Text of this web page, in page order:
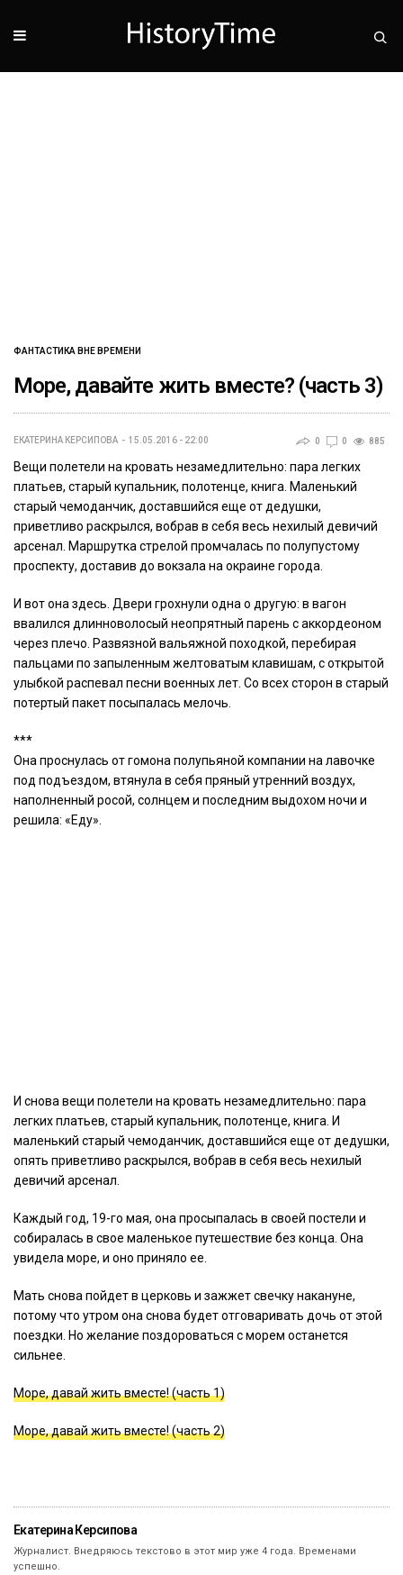
ФАНТАСТИКА ВНЕ ВРЕМЕНИ
Море, давайте жить вместе? (часть 3)
ЕКАТЕРИНА КЕРСИПОВА 15.05.2016 - 22:00 0 0 885
Вещи полетели на кровать незамедлительно: пара легких
платьев, старый купальник, полотенце, книга. Маленький
старый чемоданчик, доставшийся еще от дедушки,
приветливо раскрылся, вобрав в себя весь нехилый девичий
арсенал. Маршрутка стрелой промчалась по полупустому
проспекту, доставив до вокзала на окраине города.
И вот она здесь. Двери грохнули одна о другую: в вагон
ввалился длинноволосый неопрятный парень с аккордеоном
через плечо. Развязной вальяжной походкой, перебирая
пальцами по запыленным желтоватым клавишам, с открытой
улыбкой распевал песни военных лет. Со всех сторон в старый
потертый пакет посыпалась мелочь.
***
Она проснулась от гомона полупьяной компании на лавочке
под подъездом, втянула в себя пряный утренний воздух,
наполненный росой, солнцем и последним выдохом ночи и
решила: «Еду».
И снова вещи полетели на кровать незамедлительно: пара
легких платьев, старый купальник, полотенце, книга. И
маленький старый чемоданчик, доставшийся еще от дедушки,
опять приветливо раскрылся, вобрав в себя весь нехилый
девичий арсенал.
Каждый год, 19-го мая, она просыпалась в своей постели и
собиралась в свое маленькое путешествие без конца. Она
увидела море, и оно приняло ее.
Мать снова пойдет в церковь и зажжет свечку накануне,
потому что утром она снова будет отговаривать дочь от этой
поездки. Но желание поздороваться с морем останется
сильнее.
Море, давай жить вместе! (часть 1)
Море, давай жить вместе! (часть 2)
Екатерина Керсипова
Журналист. Внедряюсь текстово в этот мир уже 4 года. Временами
успешно.